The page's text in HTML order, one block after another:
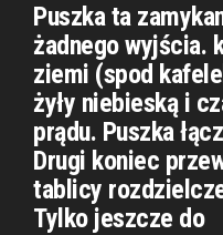
Puszka ta
żadnego wyjścia.
ziemi (spod
żyły niebieską i
prądu. Puszka
Drugi koniec
tablicy
Tylko jeszcze do